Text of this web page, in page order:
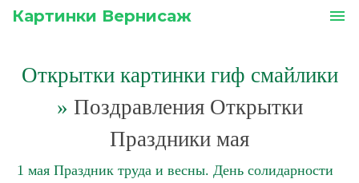
Картинки Вернисаж menu
Открытки картинки гиф смайлики
» Поздравления Открытки
Праздники мая
1 мая Праздник труда и весны. День солидарности